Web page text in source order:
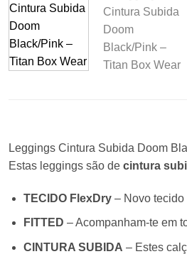
Leggings Cintura Subida Doom
Estas leggings são de cintura
TECIDO FlexDry– Novo tecido
FITTED – Acompanham-te em
CINTURA SUBIDA – Estes